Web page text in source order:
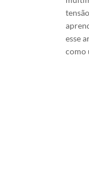
esse
como